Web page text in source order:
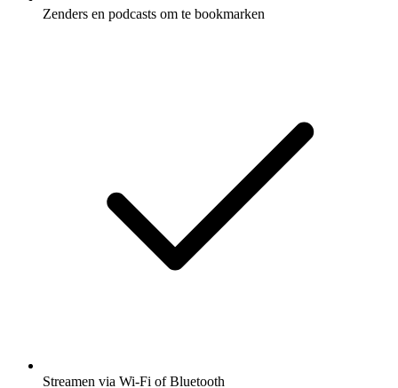
Zenders en podcasts om te bookmarken
Streamen via Wi-Fi of Bluetooth